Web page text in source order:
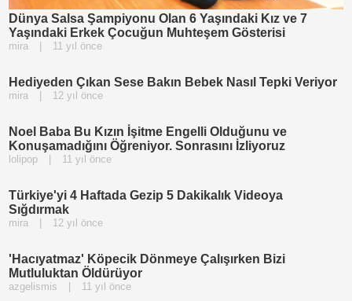
Dünya Salsa Şampiyonu Olan 6 Yaşındaki Kız ve 7
Yaşındaki Erkek Çocuğun Muhteşem Gösterisi
mira 11 yıl önce
Hediyeden Çıkan Sese Bakın Bebek Nasıl Tepki Veriyor
mira 12 yıl önce
Noel Baba Bu Kızın İşitme Engelli Olduğunu ve
Konuşamadığını Öğreniyor. Sonrasını İzliyoruz
lolipop 11 yıl önce
Türkiye'yi 4 Haftada Gezip 5 Dakikalık Videoya
Sığdırmak
mira 12 yıl önce
'Hacıyatmaz' Köpecik Dönmeye Çalışırken Bizi
Mutluluktan Öldürüyor
azgelismis 11 yıl önce